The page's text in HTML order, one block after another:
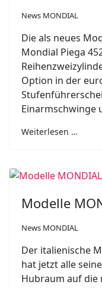
News MONDIAL
Die als neues
Mondial Piega
Option in der
Einarmschwinge
Weiterlesen …
Modelle
News MONDIAL
Der italienische
hat jetzt alle
Hubraum auf die